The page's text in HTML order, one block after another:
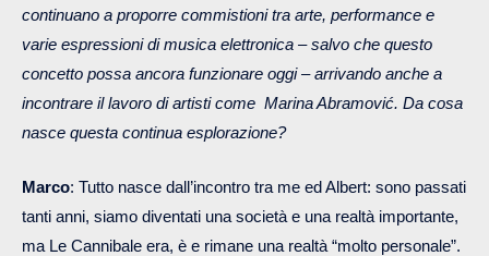
continuano a proporre commistioni tra arte, performance e
varie espressioni di musica elettronica – salvo che questo
concetto possa ancora funzionare oggi – arrivando anche a
incontrare il lavoro di artisti come Marina Abramović. Da cosa
nasce questa continua esplorazione?
Marco: Tutto nasce dall’incontro tra me ed Albert: sono passati
tanti anni, siamo diventati una società e una realtà importante,
ma Le Cannibale era, è e rimane una realtà “molto personale”.